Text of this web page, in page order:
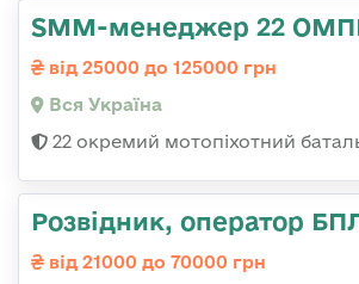
SMM-менеджер 22
від 25000 до 125000 грн
Вся Україна
22 окремий мотопіхотний
Розвідник, оператор
від 21000 до 70000 грн